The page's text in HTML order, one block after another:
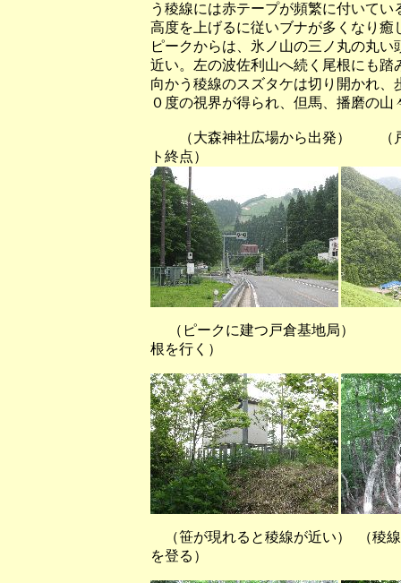
う稜線には赤テープが頻繁に付いて
高度を上げるに従いブナが多くなり
ピークからは、氷ノ山の三ノ丸の丸
近い。左の波佐利山へ続く尾根にも
向かう稜線のスズタケは切り開かれ
０度の視界が得られ、但馬、播磨の山
（大森神社広場から出発） （
ト終点）
（ピークに建つ戸倉基地局
根を行く）
（笹が現れると稜線が近い） （稜
を登る）